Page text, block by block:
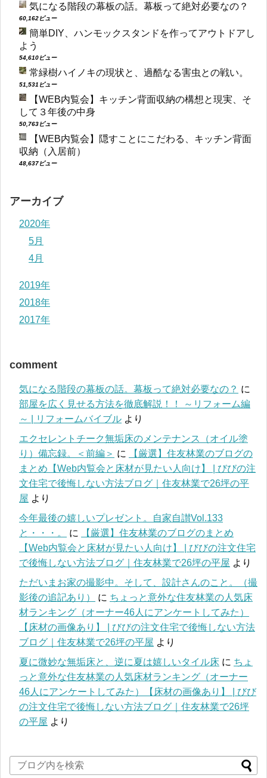
気になる階段の幕板の話。幕板って絶対必要なの？
60,162ビュー
簡単DIY、ハンモックスタンドを作ってアウトドアし
よう
54,610ビュー
常緑樹ハイノキの現状と、過酷なる害虫との戦い。
51,531ビュー
【WEB内覧会】キッチン背面収納の構想と現実、そ
して３年後の中身
50,763ビュー
【WEB内覧会】隠すことにこだわる、キッチン背面
収納（入居前）
48,637ビュー
アーカイブ
2020年
5月
4月
2019年
2018年
2017年
comment
気になる階段の幕板の話。幕板って絶対必要なの？ に
部屋を広く見せる方法を徹底解説！！ ～リフォーム編
～ | リフォームバイブル より
エクセレントチーク無垢床のメンテナンス（オイル塗
り）備忘録。＜前編＞ に
【厳選】住友林業のブログの
まとめ【Web内覧会と床材が見たい人向け】 | びびの注
文住宅で後悔しない方法ブログ｜住友林業で26坪の平
屋 より
今年最後の嬉しいプレゼント。自家自讃Vol.133
と・・・。
に
【厳選】住友林業のブログのまとめ
【Web内覧会と床材が見たい人向け】 | びびの注文住宅
で後悔しない方法ブログ｜住友林業で26坪の平屋 より
ただいまお家の撮影中。そして、設計さんのこと。（撮
影後の追記あり）
に ちょっと意外な住友林業の人気床
材ランキング（オーナー46人にアンケートしてみた）
【床材の画像あり】 | びびの注文住宅で後悔しない方法
ブログ｜住友林業で26坪の平屋 より
夏に微妙な無垢床と、逆に夏は嬉しいタイル床 に ちょ
っと意外な住友林業の人気床材ランキング（オーナー
46人にアンケートしてみた）【床材の画像あり】 | びび
の注文住宅で後悔しない方法ブログ｜住友林業で26坪
の平屋 より